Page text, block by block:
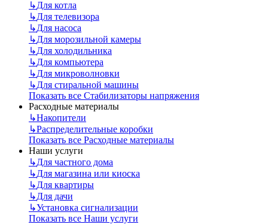
↳Для котла
↳Для телевизора
↳Для насоса
↳Для морозильной камеры
↳Для холодильника
↳Для компьютера
↳Для микроволновки
↳Для стиральной машины
Показать все Стабилизаторы напряжения
Расходные материалы
↳Накопители
↳Распределительные коробки
Показать все Расходные материалы
Наши услуги
↳Для частного дома
↳Для магазина или киоска
↳Для квартиры
↳Для дачи
↳Установка сигнализации
Показать все Наши услуги